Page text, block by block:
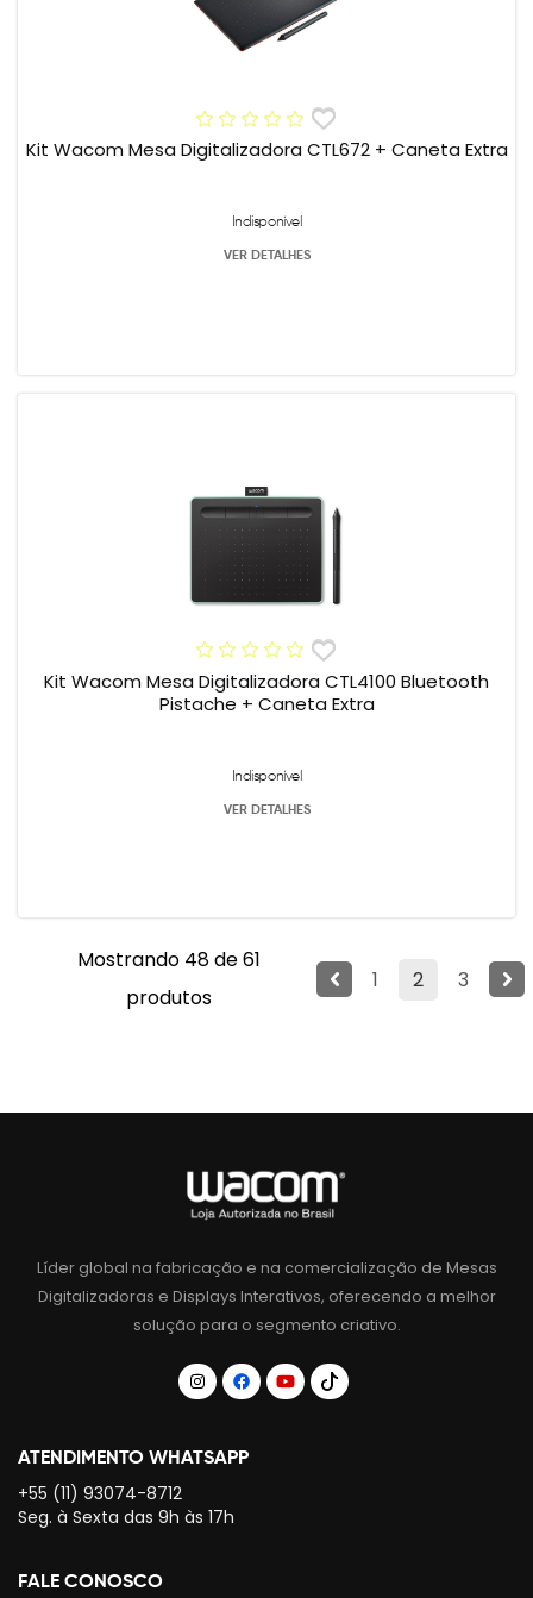
Kit Wacom Mesa Digitalizadora CTL672 + Caneta Extra
Indisponível
VER DETALHES
Kit Wacom Mesa Digitalizadora CTL4100 Bluetooth
Pistache + Caneta Extra
Indisponível
VER DETALHES
1 2 3
Mostrando 48 de 61
produtos
Líder global na fabricação e na comercialização de Mesas
Digitalizadoras e Displays Interativos, oferecendo a melhor
solução para o segmento criativo.
ATENDIMENTO WHATSAPP
+55 (11) 93074-8712
Seg. à Sexta das 9h às 17h
FALE CONOSCO